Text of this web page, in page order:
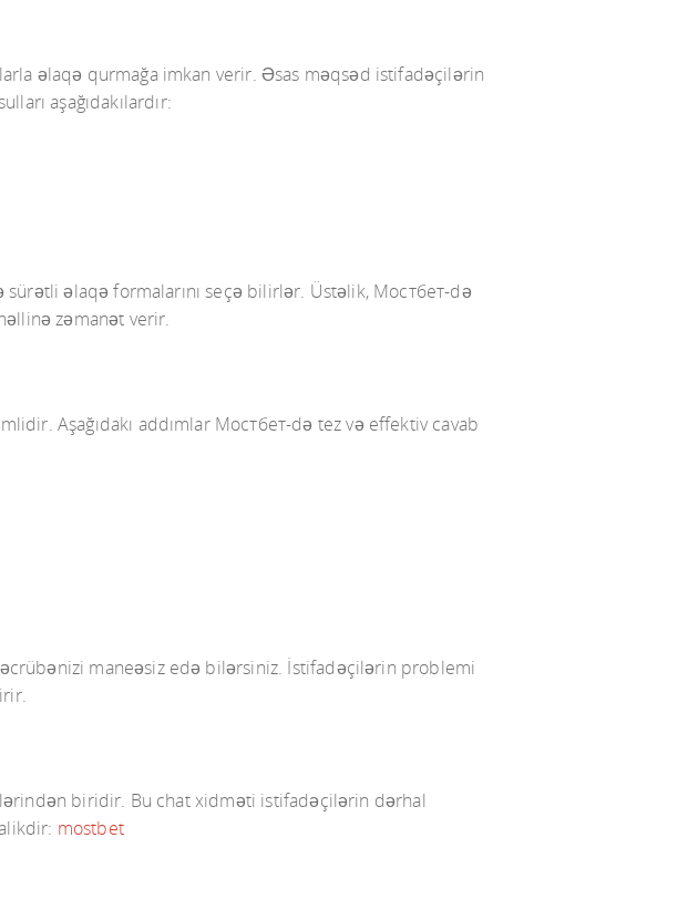
əlaqə qurmağa imkan verir. Əsas məqsəd istifadəçilərin
aşağıdakılardır:
əlaqə formalarını seçə bilirlər. Üstəlik, Мостбет-də
zəmanət verir.
Aşağıdakı addımlar Мостбет-də tez və effektiv cavab
maneəsiz edə bilərsiniz. İstifadəçilərin problemi
biridir. Bu chat xidməti istifadəçilərin dərhal
mostbet